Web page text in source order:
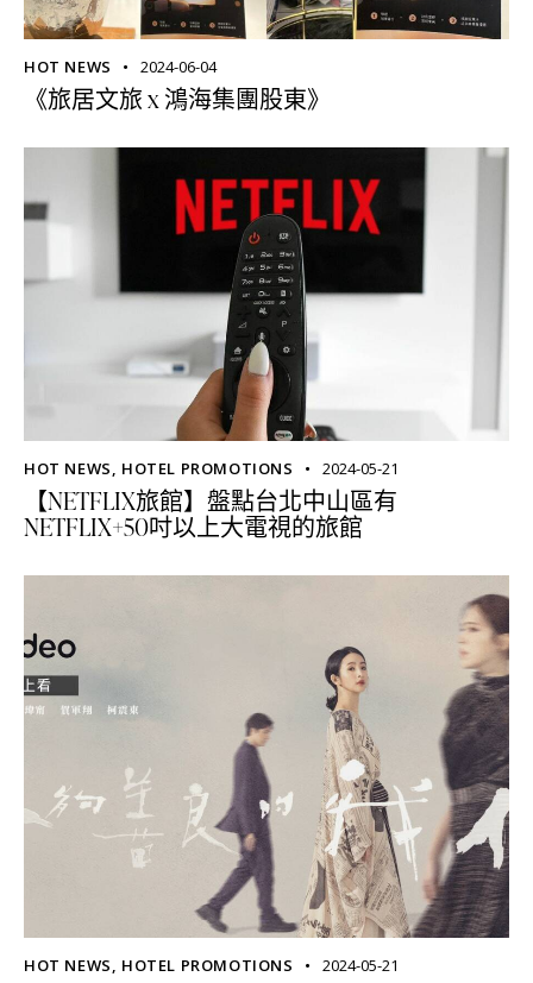
HOT NEWS 2024-06-04
《旅居文旅 x 鴻海集團股東》
HOT NEWS, HOTEL PROMOTIONS 2024-05-21
【NETFLIX旅館】盤點台北中山區有
NETFLIX+50吋以上大電視的旅館
HOT NEWS HOTEL PROMOTIONS 2024-05-21